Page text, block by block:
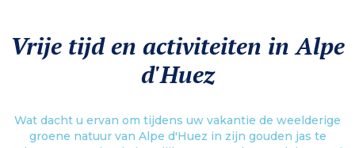
Vrije tijd en activiteiten in Alpe
d'Huez
Wat dacht u ervan om tijdens uw vakantie de weelderige
groene natuur van Alpe d'Huez in zijn gouden jas te